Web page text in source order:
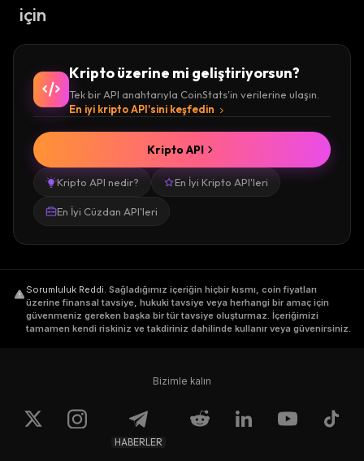
için
Kripto üzerine mi geliştiriyorsun?
Tek bir API anahtarıyla CoinStats'in verilerine ulaşın.
En iyi kripto API'sini keşfedin
Kripto API nedir? En İyi Kripto API'leri
En İyi Cüzdan API'leri
Kripto API
Sorumluluk Reddi. Sağladığımız içeriğin hiçbir kısmı, coin fiyatları
üzerine finansal tavsiye, hukuki tavsiye veya herhangi bir amaç için
güvenmeniz gereken başka bir tür tavsiye oluşturmaz. İçeriğimizi
tamamen kendi riskiniz ve takdiriniz dahilinde kullanır veya güvenirsiniz.
Bizimle kalın
HABERLER